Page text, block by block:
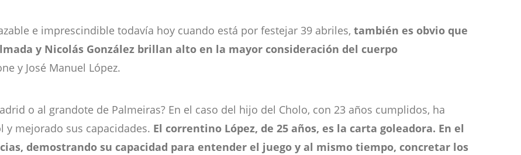
e imprescindible todavía hoy cuando está por festejar 39 abriles, también es obvio que
y Nicolás González brillan alto en la mayor consideración del cuerpo
y José Manuel López.
o al grandote de Palmeiras? En el caso del hijo del Cholo, con 23 años cumplidos, ha
mejorado sus capacidades. El correntino López, de 25 años, es la carta goleadora. En el
demostrando su capacidad para entender el juego y al mismo tiempo, concretar los